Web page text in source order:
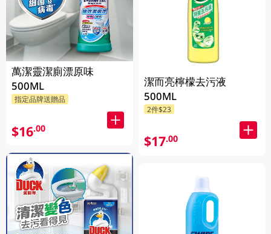
萬潔靈潔廁漂原味
500ML
指定品牌送贈品
$16.00
潔而亮檸檬去污液
500ML
2件$23
$17.00